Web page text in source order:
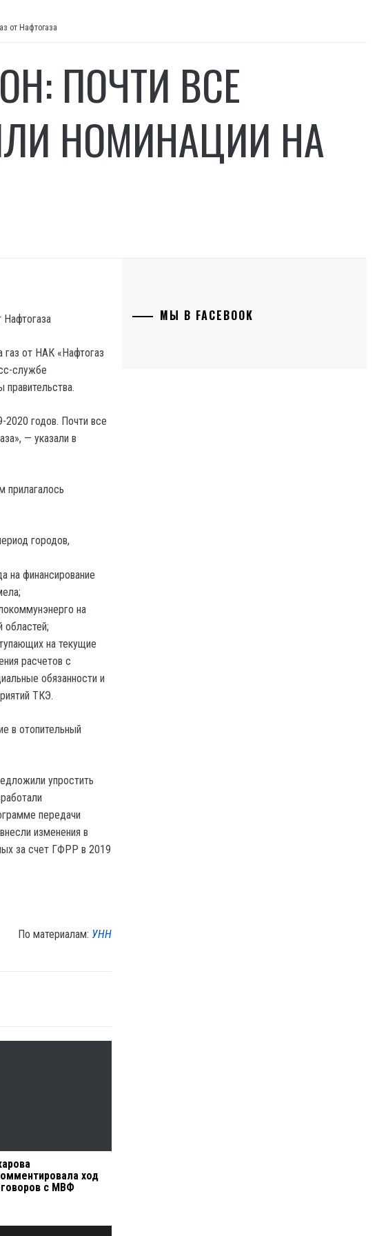
от Нафтогаза
ПОЧТИ ВСЕ
НОМИНАЦИИ НА
газ от НАК «Нафтогаз
службе
2020 годов. Почти все
— указали в
прилагалось
городов,
на финансирование
на
областей;
на текущие
расчетов с
обязанности и
ТКЭ.
в отопительный
упростить
передачи
изменения в
за счет ГФРР в 2019
По материалам: УНН
ход
с МВФ
МЫ В FACEBOOK